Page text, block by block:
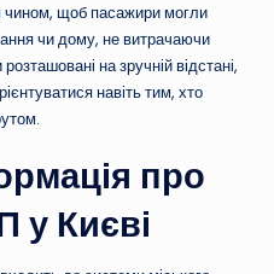
щоб пасажири могли
чи дому, не витрачаючи
на зручній відстані,
навіть тим, хто
про
у Києві